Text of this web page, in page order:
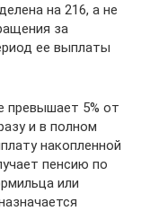
на 216, а не
за
ее выплаты
превышает 5% от
и в полном
накопленной
пенсию по
или